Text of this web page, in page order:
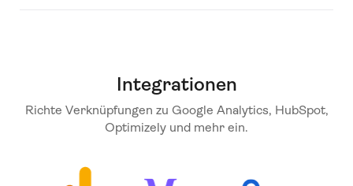
Integrationen
Richte Verknüpfungen zu Google Analytics, HubSpot,
Optimizely und mehr ein.